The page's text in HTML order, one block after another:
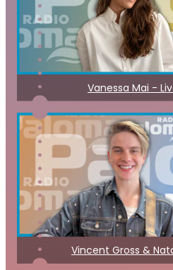
Vanessa Mai -
Vincent Gross &